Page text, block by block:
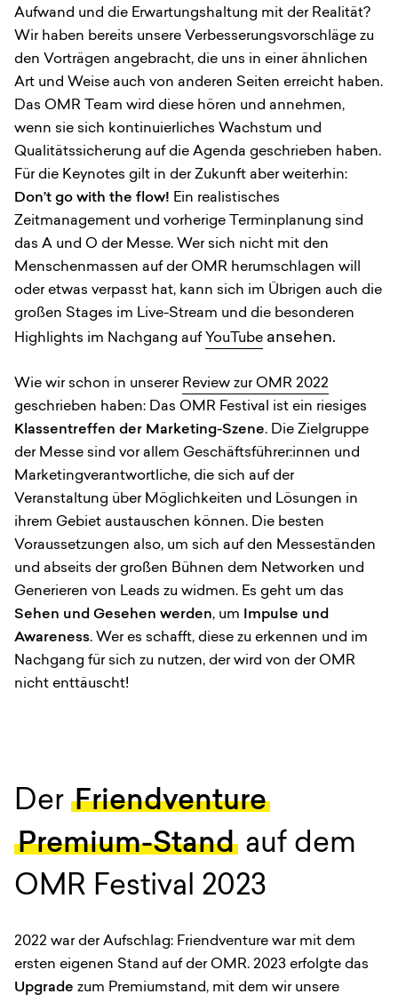
Aufwand und die Erwartungshaltung mit der Realität?
Wir haben bereits unsere Verbesserungsvorschläge zu
den Vorträgen angebracht, die uns in einer ähnlichen
Art und Weise auch von anderen Seiten erreicht haben.
Das OMR Team wird diese hören und annehmen,
wenn sie sich kontinuierliches Wachstum und
Qualitätssicherung auf die Agenda geschrieben haben.
Für die Keynotes gilt in der Zukunft aber weiterhin:
Don’t go with the flow! Ein realistisches
Zeitmanagement und vorherige Terminplanung sind
das A und O der Messe. Wer sich nicht mit den
Menschenmassen auf der OMR herumschlagen will
oder etwas verpasst hat, kann sich im Übrigen auch die
großen Stages im Live-Stream und die besonderen
Highlights im Nachgang auf YouTube ansehen.
Wie wir schon in unserer Review zur OMR 2022
geschrieben haben: Das OMR Festival ist ein riesiges
Klassentreffen der Marketing-Szene. Die Zielgruppe
der Messe sind vor allem Geschäftsführer:innen und
Marketingverantwortliche, die sich auf der
Veranstaltung über Möglichkeiten und Lösungen in
ihrem Gebiet austauschen können. Die besten
Voraussetzungen also, um sich auf den Messeständen
und abseits der großen Bühnen dem Networken und
Generieren von Leads zu widmen. Es geht um das
Sehen und Gesehen werden, um
Impulse und
Awareness. Wer es schafft, diese zu erkennen und im
Nachgang für sich zu nutzen, der wird von der OMR
nicht enttäuscht!
Der Friendventure
Premium-Stand auf dem
OMR Festival 2023
2022 war der Aufschlag: Friendventure war mit dem
ersten eigenen Stand auf der OMR. 2023 erfolgte das
Upgrade zum Premiumstand, mit dem wir unsere